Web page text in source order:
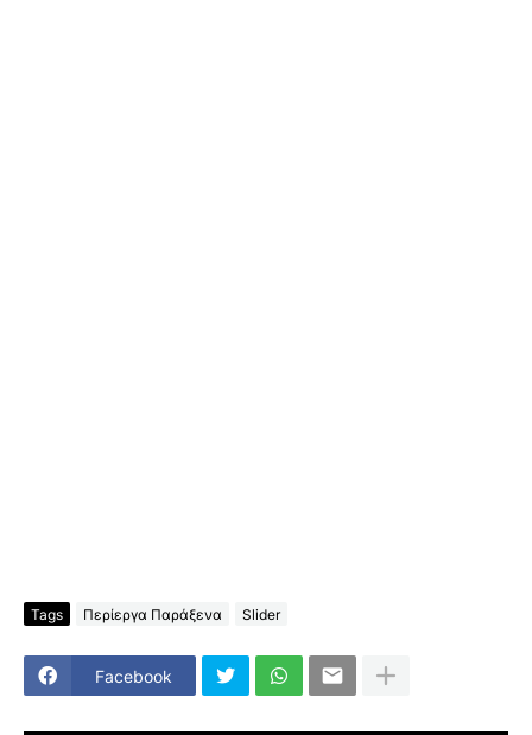
Tags Περίεργα Παράξενα Slider
Facebook